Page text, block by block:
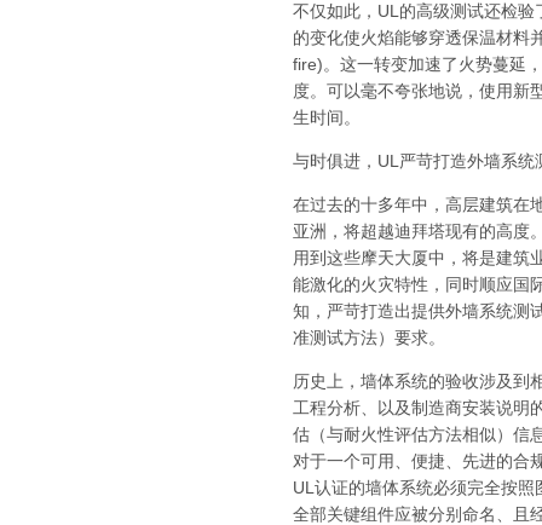
不仅如此，UL的高级测试还检
的变化使火焰能够穿透保温材料
fire)。这一转变加速了火势蔓延
度。可以毫不夸张地说，使用新
生时间。
与时俱进，UL严苛打造外墙系统
在过去的十多年中，高层建筑在
亚洲，将超越迪拜塔现有的高度
用到这些摩天大厦中，将是建筑
能激化的火灾特性，同时顺应国
知，严苛打造出提供外墙系统测
准测试方法）要求。
历史上，墙体系统的验收涉及到
工程分析、以及制造商安装说明
估（与耐火性评估方法相似）信
对于一个可用、便捷、先进的合
UL认证的墙体系统必须完全按
全部关键组件应被分别命名、且